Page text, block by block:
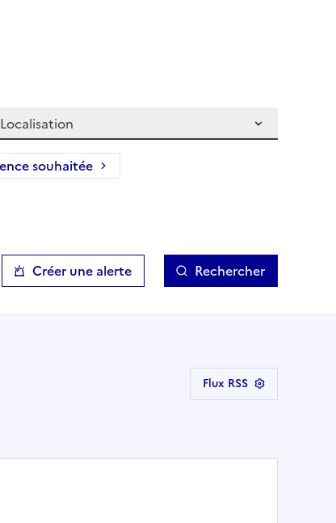
Localisation
souhaitée
Créer une alerte Rechercher
Flux RSS